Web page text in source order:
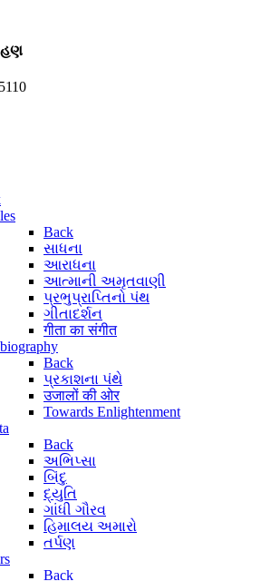
Back
સાધના
આરાધના
આત્માની અમૃતવાણી
પ્રભુપ્રાપ્તિનો પંથ
ગીતાદર્શન
गीता का संगीत
Back
પ્રકાશના પંથે
उजालों की ओर
Towards Enlightenment
Back
અભિપ્સા
બિંદુ
દ્યુતિ
ગાંધી ગૌરવ
હિમાલય અમારો
તર્પણ
Back